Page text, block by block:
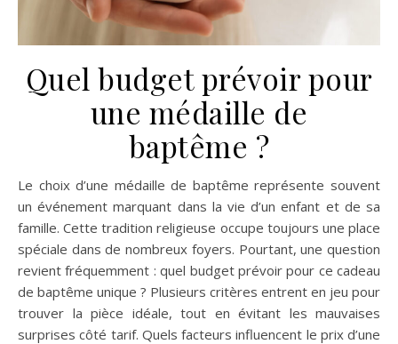
Quel budget prévoir pour
une médaille de
baptême ?
Le choix d’une médaille de baptême représente souvent
un événement marquant dans la vie d’un enfant et de sa
famille. Cette tradition religieuse occupe toujours une place
spéciale dans de nombreux foyers. Pourtant, une question
revient fréquemment : quel budget prévoir pour ce cadeau
de baptême unique ? Plusieurs critères entrent en jeu pour
trouver la pièce idéale, tout en évitant les mauvaises
surprises côté tarif. Quels facteurs influencent le prix d’une